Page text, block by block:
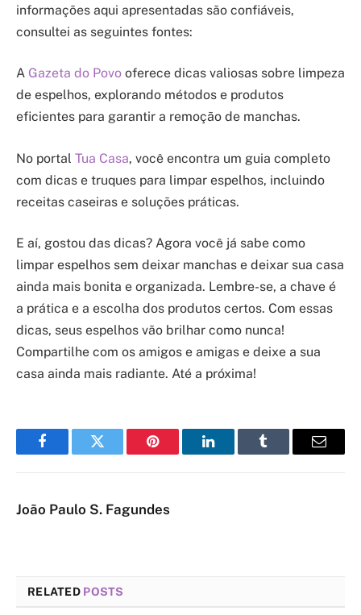
informações aqui apresentadas são confiáveis,
consultei as seguintes fontes:
A Gazeta do Povo oferece dicas valiosas sobre limpeza
de espelhos, explorando métodos e produtos
eficientes para garantir a remoção de manchas.
No portal Tua Casa, você encontra um guia completo
com dicas e truques para limpar espelhos, incluindo
receitas caseiras e soluções práticas.
E aí, gostou das dicas? Agora você já sabe como
limpar espelhos sem deixar manchas e deixar sua casa
ainda mais bonita e organizada. Lembre-se, a chave é
a prática e a escolha dos produtos certos. Com essas
dicas, seus espelhos vão brilhar como nunca!
Compartilhe com os amigos e amigas e deixe a sua
casa ainda mais radiante. Até a próxima!
FacebookTwitter Pinterest LinkedInTumblr Email
João Paulo S. Fagundes
RELATED POSTS